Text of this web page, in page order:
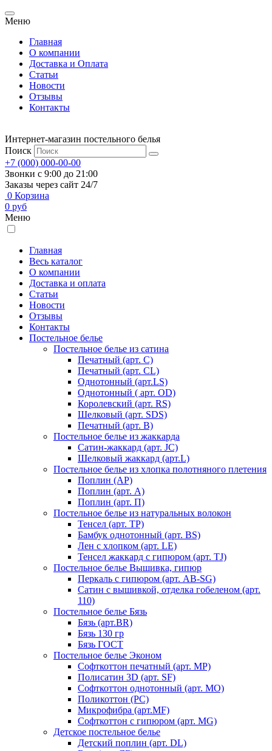
Меню
Главная
О компании
Доставка и Оплата
Статьи
Новости
Отзывы
Контакты
Интернет-магазин постельного белья
Поиск
+7 (000) 000-00-00
Звонки с 9:00 до 21:00
Заказы через сайт 24/7
0 Корзина
0 руб
Меню
Главная
Весь каталог
О компании
Доставка и оплата
Статьи
Новости
Отзывы
Контакты
Постельное белье
Постельное белье из сатина
Печатный (арт. С)
Печатный (арт. СL)
Однотонный (арт.LS)
Однотонный ( арт. OD)
Королевский (арт. RS)
Шелковый (арт. SDS)
Печатный (арт. В)
Постельное белье из жаккарда
Сатин-жаккард (арт. JC)
Шелковый жаккард (арт.L)
Постельное белье из хлопка полотняного плетения
Поплин (AP)
Поплин (арт. А)
Поплин (арт. П)
Постельное белье из натуральных волокон
Тенсел (арт. ТР)
Бамбук однотонный (арт. BS)
Лен с хлопком (арт. LE)
Тенсел жаккард с гипюром (арт. TJ)
Постельное белье Вышивка, гипюр
Перкаль с гипюром (арт. AB-SG)
Сатин с вышивкой, отделка гобеленом (арт.
110)
Постельное белье Бязь
Бязь (арт.BR)
Бязь 130 гр
Бязь ГОСТ
Постельное белье Эконом
Софткоттон печатный (арт. MР)
Полисатин 3D (арт. SF)
Софткоттон однотонный (арт. MO)
Поликоттон (PC)
Микрофибра (арт.MF)
Софткоттон с гипюром (арт. MG)
Детское постельное белье
Детский поплин (арт. DL)